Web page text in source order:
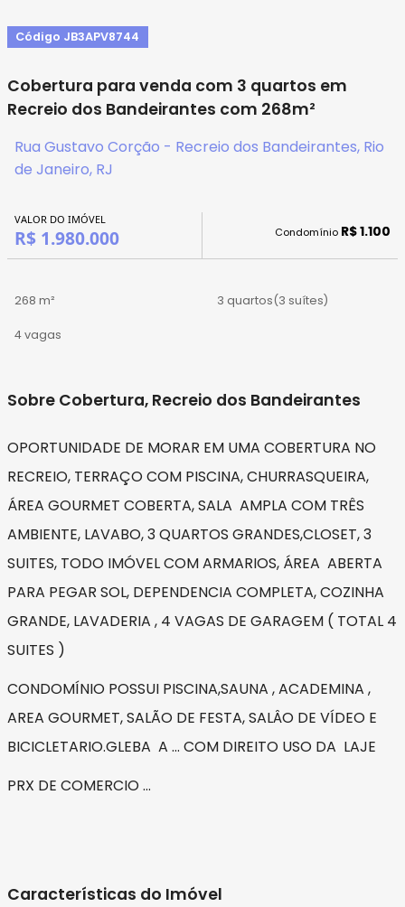
Código JB3APV8744
Cobertura para venda com 3 quartos em
Recreio dos Bandeirantes com 268m²
Rua Gustavo Corção - Recreio dos Bandeirantes, Rio
de Janeiro, RJ
VALOR DO IMÓVEL
R$ 1.980.000 Condomínio R$ 1.100
268 m² 3 quartos(3 suítes)
4 vagas
Sobre Cobertura, Recreio dos Bandeirantes
OPORTUNIDADE DE MORAR EM UMA COBERTURA NO
RECREIO, TERRAÇO COM PISCINA, CHURRASQUEIRA,
ÁREA GOURMET COBERTA, SALA AMPLA COM TRÊS
AMBIENTE, LAVABO, 3 QUARTOS GRANDES,CLOSET, 3
SUITES, TODO IMÓVEL COM ARMARIOS, ÁREA ABERTA
PARA PEGAR SOL, DEPENDENCIA COMPLETA, COZINHA
GRANDE, LAVADERIA , 4 VAGAS DE GARAGEM ( TOTAL 4
SUITES )
CONDOMÍNIO POSSUI PISCINA,SAUNA , ACADEMINA ,
AREA GOURMET, SALÃO DE FESTA, SALÂO DE VÍDEO E
BICICLETARIO.GLEBA A ... COM DIREITO USO DA LAJE
PRX DE COMERCIO ...
Características do Imóvel